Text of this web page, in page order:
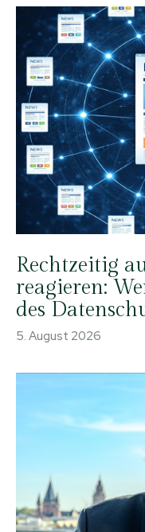
Rechtzeitig
reagieren:
des
5. August 2026